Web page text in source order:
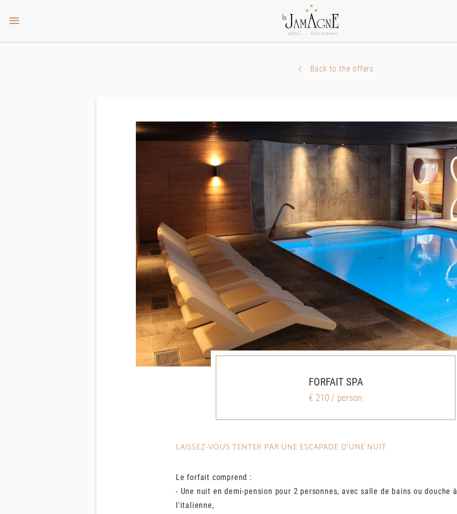
Back to the offers
FORFAIT SPA
€ 210 / person
LAISSEZ-VOUS TENTER PAR UNE ESCAPADE D’UNE NUIT
Le forfait comprend :
- Une nuit en demi-pension pour 2 personnes, avec salle de bains ou douche à
l'italienne,